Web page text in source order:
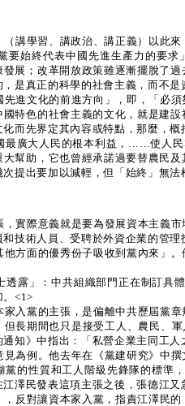
講學習、講政治、講正義）以此
要始終代表中國先進生產力的要
展；改革開放政策雖逐漸擺脫了
是真正的科學的社會主義，而不是
先進文化的前進方向」，即，「必
特色的社會主義的文化，就是建
而先界定其內容或特點，那麼，
最廣大人民的根本利益，……使人
幫助，它也曾經承諾過要替農民
提出要加以減輕，但「始終」無
實際意義就是要為發展資本主義
技術人員、受聘於外資企業的管
方面的優秀份子吸收到黨內來」
透露」：中共組織部門正在制訂具
。<1>
入黨的主張，是偏離中共歷屆黨
長期間也只是接受工人、農民、
知》中指出：「私營企業主同工
為例。他去年在《黨建研究》中
的性質和工人階級先鋒隊的標準
澤民發表這項主張之後，張德江
反對讓資本家入黨，指責江澤民